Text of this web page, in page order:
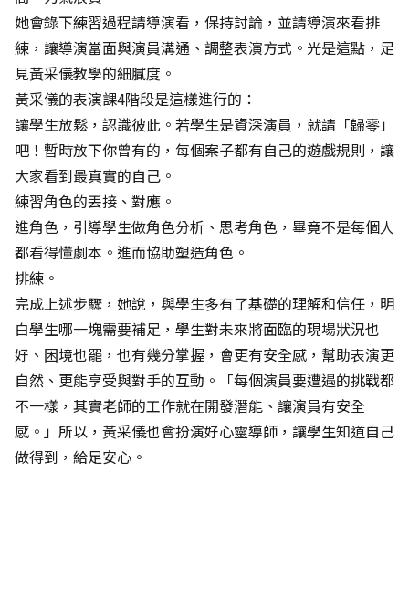
她會錄下練習過程請導演看，保持討論，並請導演來看排
練，讓導演當面與演員溝通、調整表演方式。光是這點，足
見黃采儀教學的細膩度。
黃采儀的表演課4階段是這樣進行的：
讓學生放鬆，認識彼此。若學生是資深演員，就請「歸零」
吧！暫時放下你曾有的，每個案子都有自己的遊戲規則，讓
大家看到最真實的自己。
練習角色的丟接、對應。
進角色，引導學生做角色分析、思考角色，畢竟不是每個人
都看得懂劇本。進而協助塑造角色。
排練。
完成上述步驟，她說，與學生多有了基礎的理解和信任，明
白學生哪一塊需要補足，學生對未來將面臨的現場狀況也
好、困境也罷，也有幾分掌握，會更有安全感，幫助表演更
自然、更能享受與對手的互動。「每個演員要遭遇的挑戰都
不一樣，其實老師的工作就在開發潛能、讓演員有安全
感。」所以，黃采儀也會扮演好心靈導師，讓學生知道自己
做得到，給足安心。